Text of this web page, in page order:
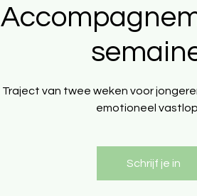
Traject van twee weken voor
emotioneel
Schrijf je in